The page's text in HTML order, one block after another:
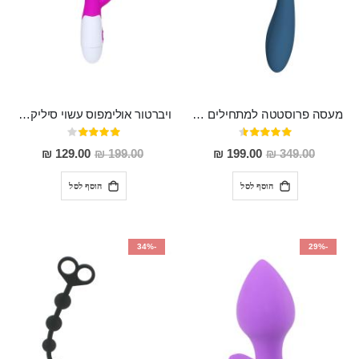
מעסה פרוסטטה למתחילים מסיליקון רפואי נטען עמיד במים בעל 10 מהירויות שונות "Alec"
דירוג:
90%
349.00 ₪
מחיר
מבצע
199.00 ₪
הוסף לסל
ויברטור אולימפוס עשוי סיליקון רפואי מעולה למתחילים
דירוג:
80%
199.00 ₪
מחיר
מבצע
129.00 ₪
הוסף לסל
-29%
-34%